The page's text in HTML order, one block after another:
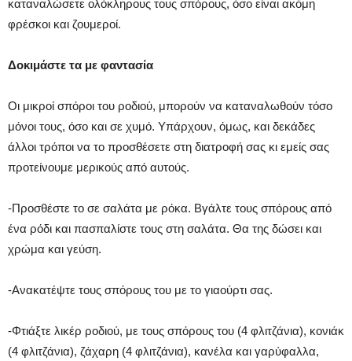
καταναλώσετε ολόκληρους τους σπόρους, όσο είναι ακόμη
φρέσκοι και ζουμεροί.
Δοκιμάστε τα με φαντασία
Οι μικροί σπόροι του ροδιού, μπορούν να καταναλωθούν τόσο
μόνοι τους, όσο και σε χυμό. Υπάρχουν, όμως, και δεκάδες
άλλοι τρόποι να το προσθέσετε στη διατροφή σας κι εμείς σας
προτείνουμε μερικούς από αυτούς.
-Προσθέστε το σε σαλάτα με ρόκα. Βγάλτε τους σπόρους από
ένα ρόδι και πασπαλίστε τους στη σαλάτα. Θα της δώσει και
χρώμα και γεύση.
-Ανακατέψτε τους σπόρους του με το γιαούρτι σας.
-Φτιάξτε λικέρ ροδιού, με τους σπόρους του (4 φλιτζάνια), κονιάκ
(4 φλιτζάνια), ζάχαρη (4 φλιτζάνια), κανέλα και γαρύφαλλα,